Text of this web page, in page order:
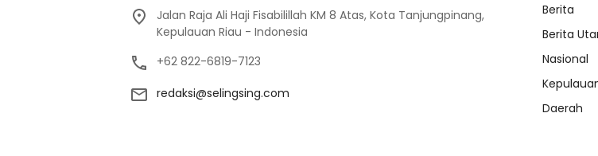
Jalan Raja Ali Haji Fisabilillah KM 8 Atas, Kota Tanjungpinang,
Kepulauan Riau - Indonesia
+62 822-6819-7123
redaksi@selingsing.com
Berita
Berita
Nasional
Daerah